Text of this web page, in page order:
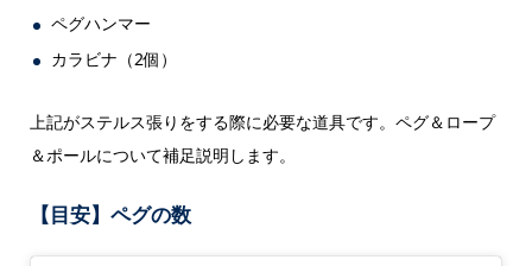
ペグハンマー
カラビナ（2個）
上記がステルス張りをする際に必要な道具です。ペグ＆ロープ
＆ポールについて補足説明します。
【目安】ペグの数